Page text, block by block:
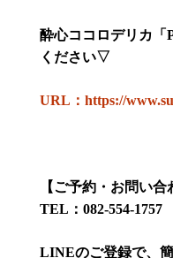
酔心ココロデリカ「
ください▽
URL：https://
【ご予約・お問い合
TEL ： 082-554-1757
LINEのご登録で、